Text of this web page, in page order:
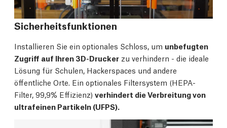
Sicherheitsfunktionen
Installieren Sie ein optionales Schloss, um unbefugten
Zugriff auf Ihren 3D-Drucker zu verhindern - die ideale
Lösung für Schulen, Hackerspaces und andere
öffentliche Orte. Ein optionales Filtersystem (HEPA-
Filter, 99,9% Effizienz) verhindert die Verbreitung von
ultrafeinen Partikeln (UFPS).